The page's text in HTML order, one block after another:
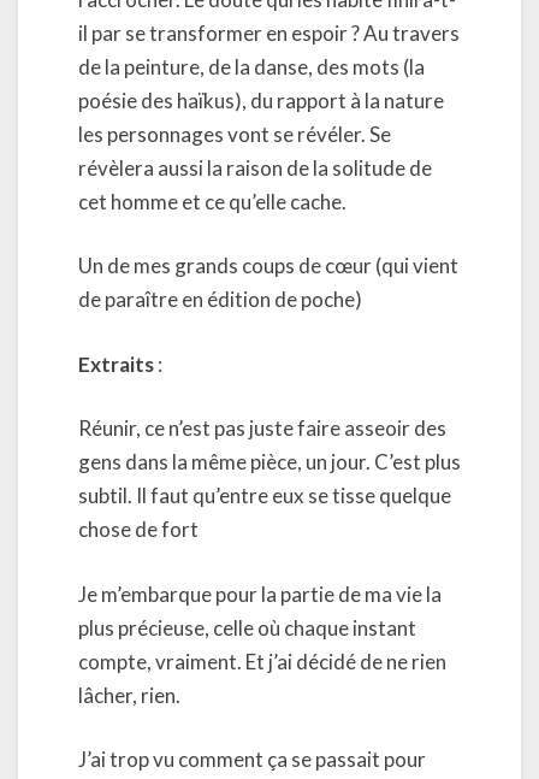
il par se transformer en espoir ? Au travers
de la peinture, de la danse, des mots (la
poésie des haïkus), du rapport à la nature
les personnages vont se révéler. Se
révèlera aussi la raison de la solitude de
cet homme et ce qu’elle cache.
Un de mes grands coups de cœur (qui vient
de paraître en édition de poche)
Extraits:
Réunir, ce n’est pas juste faire asseoir des
gens dans la même pièce, un jour. C’est plus
subtil. Il faut qu’entre eux se tisse quelque
chose de fort
Je m’embarque pour la partie de ma vie la
plus précieuse, celle où chaque instant
compte, vraiment. Et j’ai décidé de ne rien
lâcher, rien.
J’ai trop vu comment ça se passait pour